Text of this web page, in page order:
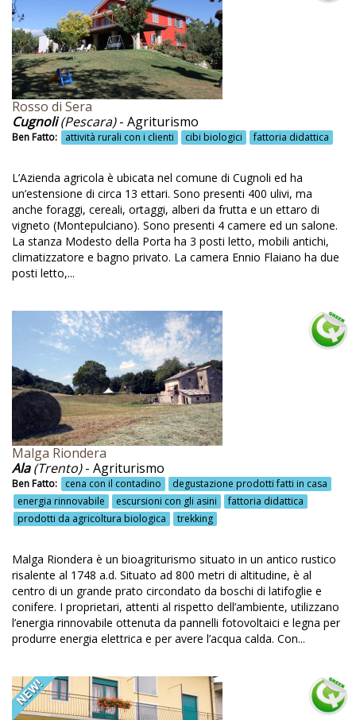
Ludovico Widmann
Magione
Maneggio
Maratea
Marche
Marmellata e dolci fatti in casa
Marmellate
Marmellate fatte in casa
Marsala
Massaggi con olio d'oliva
Masseria
Materiale informativo
Materiali locali per il restauro
Materiali naturali
Meeting
Menù vegetariano
Menù vegetariano e vegano
Mirtilleto bio
Modica
Montagna
Montaione
Monte Subasio
Mostra attrezzi agricoli
Rosso di Sera
Cugnoli(Pescara)- Agriturismo
Ben Fatto: attività rurali con i clienti cibi biologici fattoria didattica
L’Azienda agricola è ubicata nel comune di Cugnoli ed ha
un’estensione di circa 13 ettari. Sono presenti 400 ulivi, ma
anche foraggi, cereali, ortaggi, alberi da frutta e un ettaro di
vigneto (Montepulciano). Sono presenti 4 camere ed un salone.
La stanza Modesto della Porta ha 3 posti letto, mobili antichi,
climatizzatore e bagno privato. La camera Ennio Flaiano ha due
posti letto,...
Malga Riondera
Ala(Trento)- Agriturismo
Ben Fatto: cena con il contadino
degustazione prodotti fatti in casa
energia rinnovabile
escursioni con gli asini
fattoria didattica
prodotti da agricoltura biologica
trekking
Malga Riondera è un bioagriturismo situato in un antico rustico
risalente al 1748 a.d. Situato ad 800 metri di altitudine, è al
centro di un grande prato circondato da boschi di latifoglie e
conifere. I proprietari, attenti al rispetto dell’ambiente, utilizzano
l’energia rinnovabile ottenuta da pannelli fotovoltaici e legna per
produrre energia elettrica e per avere l’acqua calda. Con...